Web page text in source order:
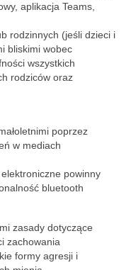
aplikacja Teams,
rodzinnych (jeśli dzieci i
bliskimi wobec
wszystkich
rodziców oraz
poprzez
w mediach
powinny
bluetooth
zasady dotyczące
zachowania
formy agresji i